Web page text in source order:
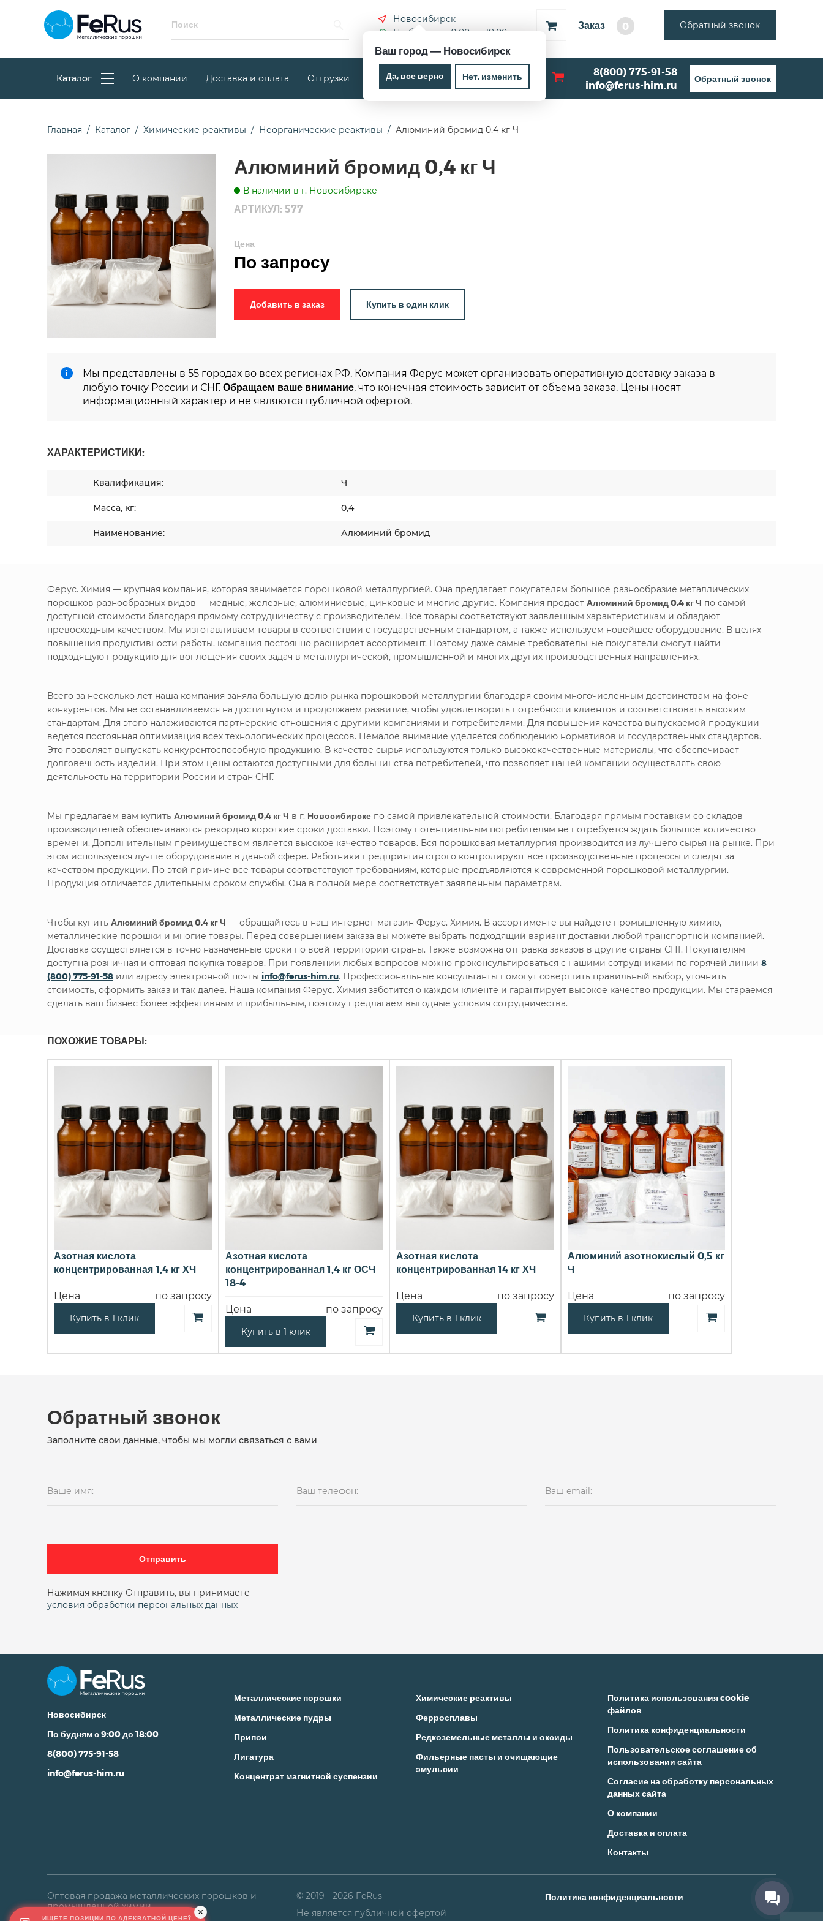
Новосибирск
Ваш город — Новосибирск
Да, все верно Нет, изменить
По будням с 9:00 до 18:00
Заказ 0 Обратный звонок
Каталог О компании Доставка и оплата Отгрузки Новости Контакты
8(800) 775-91-58
info@ferus-him.ru
Обратный звонок
Главная Каталог Химические реактивы Неорганические реактивы Алюминий бромид 0,4 кг Ч
Алюминий бромид 0,4 кг Ч
В наличии в г. Новосибирске
АРТИКУЛ: 577
Цена
По запросу
Добавить в заказ Купить в один клик
Мы представлены в 55 городах во всех регионах РФ. Компания Ферус может организовать оперативную доставку заказа в
любую точку России и СНГ. Обращаем ваше внимание, что конечная стоимость зависит от объема заказа. Цены носят
информационный характер и не являются публичной офертой.
ХАРАКТЕРИСТИКИ:
Квалификация: Ч
Масса, кг: 0,4
Наименование: Алюминий бромид
Ферус. Химия — крупная компания, которая занимается порошковой металлургией. Она предлагает покупателям большое разнообразие металлических
порошков разнообразных видов — медные, железные, алюминиевые, цинковые и многие другие. Компания продает Алюминий бромид 0,4 кг Ч по самой
доступной стоимости благодаря прямому сотрудничеству с производителем. Все товары соответствуют заявленным характеристикам и обладают
превосходным качеством. Мы изготавливаем товары в соответствии с государственным стандартом, а также используем новейшее оборудование. В целях
повышения продуктивности работы, компания постоянно расширяет ассортимент. Поэтому даже самые требовательные покупатели смогут найти
подходящую продукцию для воплощения своих задач в металлургической, промышленной и многих других производственных направлениях.
Всего за несколько лет наша компания заняла большую долю рынка порошковой металлургии благодаря своим многочисленным достоинствам на фоне
конкурентов. Мы не останавливаемся на достигнутом и продолжаем развитие, чтобы удовлетворить потребности клиентов и соответствовать высоким
стандартам. Для этого налаживаются партнерские отношения с другими компаниями и потребителями. Для повышения качества выпускаемой продукции
ведется постоянная оптимизация всех технологических процессов. Немалое внимание уделяется соблюдению нормативов и государственных стандартов.
Это позволяет выпускать конкурентоспособную продукцию. В качестве сырья используются только высококачественные материалы, что обеспечивает
долговечность изделий. При этом цены остаются доступными для большинства потребителей, что позволяет нашей компании осуществлять свою
деятельность на территории России и стран СНГ.
Мы предлагаем вам купить Алюминий бромид 0,4 кг Ч в г. Новосибирске по самой привлекательной стоимости. Благодаря прямым поставкам со складов
производителей обеспечиваются рекордно короткие сроки доставки. Поэтому потенциальным потребителям не потребуется ждать большое количество
времени. Дополнительным преимуществом является высокое качество товаров. Вся порошковая металлургия производится из лучшего сырья на рынке. При
этом используется лучше оборудование в данной сфере. Работники предприятия строго контролируют все производственные процессы и следят за
качеством продукции. По этой причине все товары соответствуют требованиям, которые предъявляются к современной порошковой металлургии.
Продукция отличается длительным сроком службы. Она в полной мере соответствует заявленным параметрам.
Чтобы купить Алюминий бромид 0,4 кг Ч — обращайтесь в наш интернет-магазин Ферус. Химия. В ассортименте вы найдете промышленную химию,
металлические порошки и многие товары. Перед совершением заказа вы можете выбрать подходящий вариант доставки любой транспортной компанией.
Доставка осуществляется в точно назначенные сроки по всей территории страны. Также возможна отправка заказов в другие страны СНГ. Покупателям
доступна розничная и оптовая покупка товаров. При появлении любых вопросов можно проконсультироваться с нашими сотрудниками по горячей линии 8
(800) 775-91-58 или адресу электронной почты info@ferus-him.ru. Профессиональные консультанты помогут совершить правильный выбор, уточнить
стоимость, оформить заказ и так далее. Наша компания Ферус. Химия заботится о каждом клиенте и гарантирует высокое качество продукции. Мы стараемся
сделать ваш бизнес более эффективным и прибыльным, поэтому предлагаем выгодные условия сотрудничества.
ПОХОЖИЕ ТОВАРЫ:
Азотная кислота
концентрированная 1,4 кг ХЧ
Цена по запросу
Купить в 1 клик
Азотная кислота
концентрированная 1,4 кг ОСЧ
18-4
Цена по запросу
Купить в 1 клик
Азотная кислота
концентрированная 14 кг ХЧ
Цена по запросу
Купить в 1 клик
Алюминий азотнокислый 0,5 кг
Ч
Цена по запросу
Купить в 1 клик
Обратный звонок
Заполните свои данные, чтобы мы могли связаться с вами
Ваше имя: Ваш телефон: Ваш email:
Отправить
Нажимая кнопку Отправить, вы принимаете
условия обработки персональных данных
Новосибирск
По будням с 9:00 до 18:00
8(800) 775-91-58
info@ferus-him.ru
Металлические порошки
Металлические пудры
Припои
Лигатура
Концентрат магнитной суспензии
Химические реактивы
Ферросплавы
Редкоземельные металлы и оксиды
Фильерные пасты и очищающие
эмульсии
Политика использования cookie
файлов
Политика конфиденциальности
Пользовательское соглашение об
использовании сайта
Согласие на обработку персональных
данных сайта
О компании
Доставка и оплата
Контакты
Оптовая продажа металлических порошков и
промышленной химии
© 2019 - 2026 FeRus
Не является публичной офертой
Политика конфиденциальности
ИЩЕТЕ ПОЗИЦИИ ПО АДЕКВАТНОЙ ЦЕНЕ?